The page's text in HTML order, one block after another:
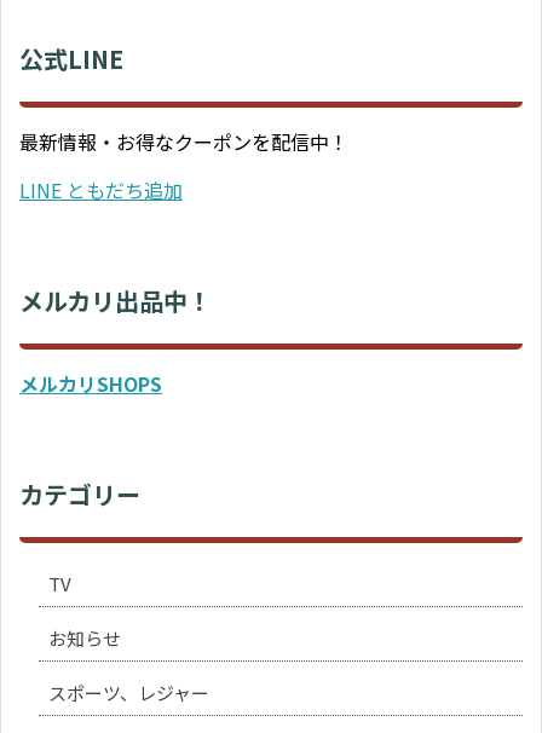
公式LINE
最新情報・お得なクーポンを配信中！
LINE ともだち追加
メルカリ出品中！
メルカリSHOPS
カテゴリー
TV
お知らせ
スポーツ、レジャー